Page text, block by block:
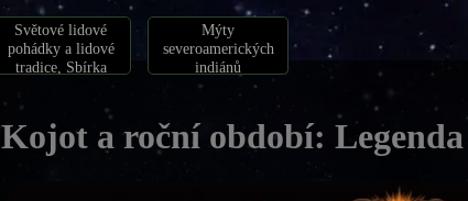
Světové lidové
pohádky a lidové
tradice, Sbírka
Mýty
severoamerických
indiánů
Kojot a roční období: